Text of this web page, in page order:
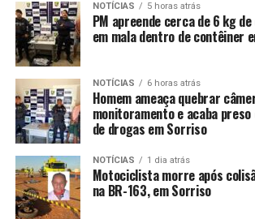
NOTÍCIAS 5 horas atrás
PM apreende cerca de 6 kg
em mala dentro de contêiner
NOTÍCIAS 6 horas atrás
Homem ameaça quebrar
monitoramento e acaba
de drogas em Sorriso
NOTÍCIAS 1 dia atrás
Motociclista morre após
na BR-163, em Sorriso